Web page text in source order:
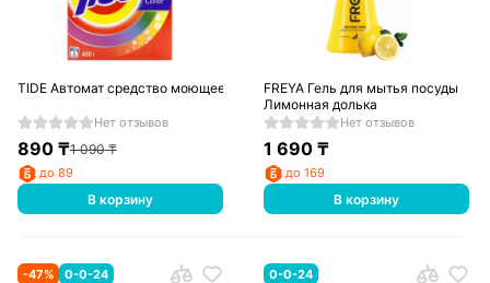
TIDE Автомат средство моющее синтетическое порошкообразное Color
Нет отзывов
890₸1 090₸
до 89
В корзину
FREYA Гель для мытья посуды
Лимонная долька
Нет отзывов
1 690 ₸
до 169
В корзину
-47% 0-0-24 0-0-24